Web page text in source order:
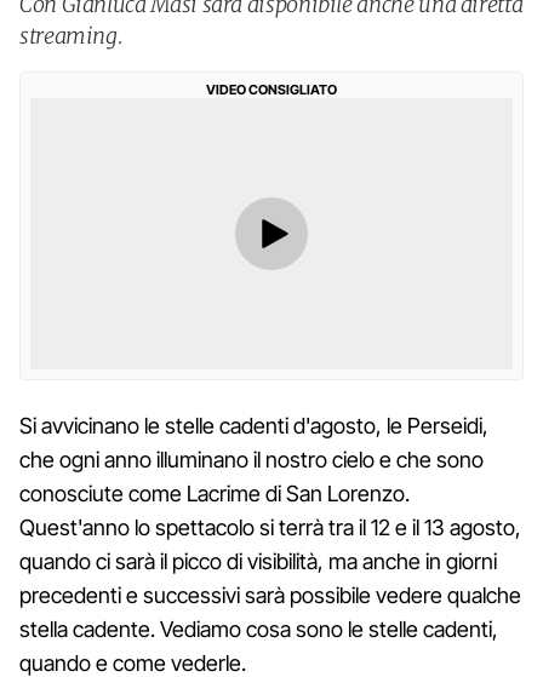
streaming.
VIDEO CONSIGLIATO
Si avvicinano le stelle cadenti d'agosto, le Perseidi,
che ogni anno illuminano il nostro cielo e che sono
conosciute come Lacrime di San Lorenzo.
Quest'anno lo spettacolo si terrà tra il 12 e il 13 agosto,
quando ci sarà il picco di visibilità, ma anche in giorni
precedenti e successivi sarà possibile vedere qualche
stella cadente. Vediamo cosa sono le stelle cadenti,
quando e come vederle.